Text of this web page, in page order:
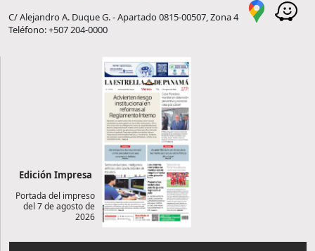
C/ Alejandro A. Duque G. - Apartado 0815-00507, Zona 4
Teléfono: +507 204-0000
Edición Impresa
Portada del impreso
del 7 de agosto de
2026